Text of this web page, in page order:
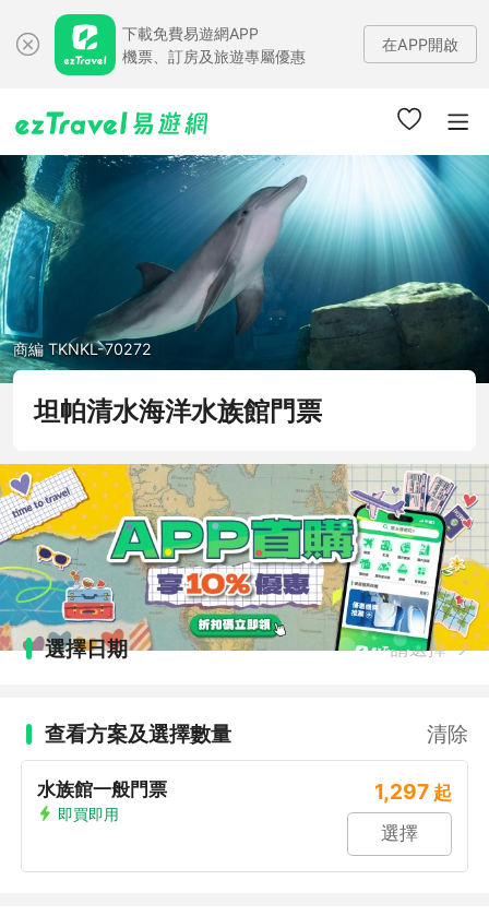
下載免費易遊網APP
機票、訂房及旅遊專屬優惠
在APP開啟
商編 TKNKL-70272
坦帕清水海洋水族館門票
選擇日期 請選擇
查看方案及選擇數量 清除
水族館一般門票
即買即用
1,297 起
選擇